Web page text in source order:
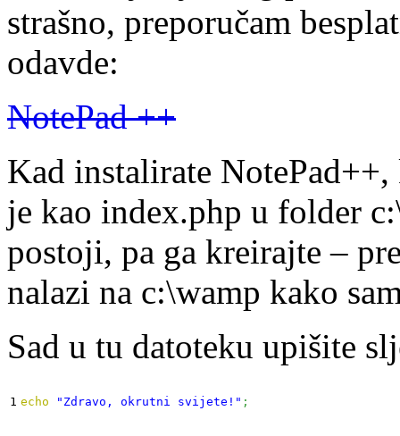
strašno, preporučam
odavde:
NotePad ++
Kad instalirate
je kao index.php u folder
postoji, pa ga kreirajte –
nalazi na c:\wamp kako
Sad u tu datoteku upišite
echo "Zdravo, okrutni svijete!" ;